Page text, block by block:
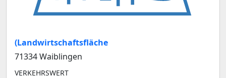
(Landwirtschaftsfläche
71334 Waiblingen
VERKEHRSWERT